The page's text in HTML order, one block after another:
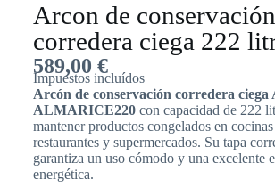
Arcon de conservación
corredera ciega 222
589,00 €
Impuestos incluídos
Arcón de conservación corredera ciega
ALMARICE220con capacidad de 222
mantener productos congelados en
restaurantes y supermercados. Su tapa
garantiza un uso cómodo y una excelente
energética.